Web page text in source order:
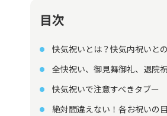
目次
快気祝いとは？快気内祝いと
全快祝い、御見舞御礼、退院
快気祝いで注意すべきタブー
絶対間違えない！各お祝いの